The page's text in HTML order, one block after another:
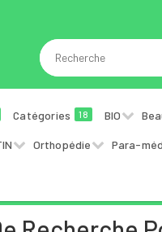
Catégories 18 BIO
Orthopédie Para-